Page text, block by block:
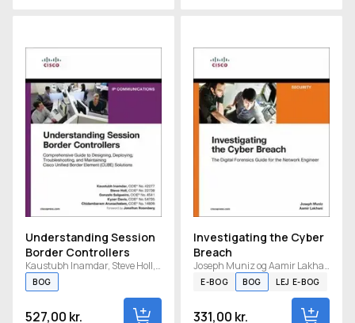
Understanding Session
Border Controllers
Kaustubh Inamdar, Steve Holl, Gonzalo Salgueiro, Kyzer Davis og Chidambaram Arunachalam
BOG
527,00 kr.
Investigating the Cyber
Breach
Joseph Muniz og Aamir Lakhani
E-BOG BOG LEJ E-BOG
331,00 kr.